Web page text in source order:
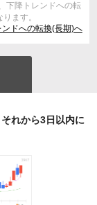
下降トレンドへの転
ます。
ドへの転換(長期)へ
れから3日以内に